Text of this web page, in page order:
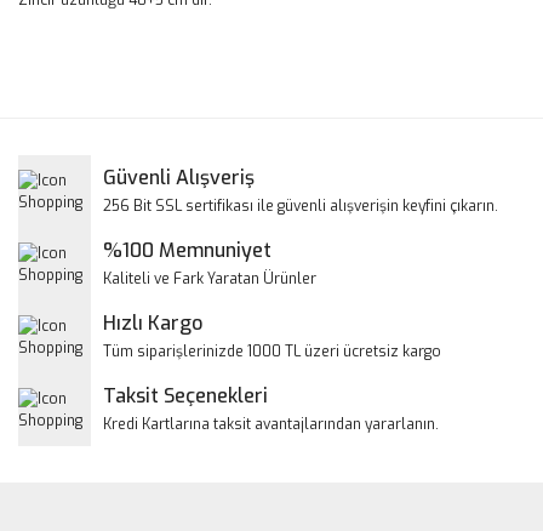
Yorum Yaz
Ürün resmi kalitesiz, bozuk veya görüntülenemiyor.
Ürün bilgilerinde hatalar bulunuyor.
Bu ürüne benzer farklı alternatifler olmalı.
Güvenli Alışveriş
256 Bit SSL sertifikası ile güvenli alışverişin keyfini çıkarın.
%100 Memnuniyet
Kaliteli ve Fark Yaratan Ürünler
Hızlı Kargo
Tüm siparişlerinizde 1000 TL üzeri ücretsiz kargo
Taksit Seçenekleri
Kredi Kartlarına taksit avantajlarından yararlanın.